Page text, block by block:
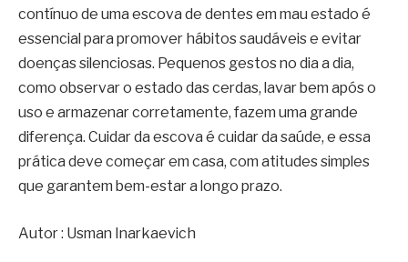
contínuo de uma escova de dentes em mau estado é
essencial para promover hábitos saudáveis e evitar
doenças silenciosas. Pequenos gestos no dia a dia,
como observar o estado das cerdas, lavar bem após o
uso e armazenar corretamente, fazem uma grande
diferença. Cuidar da escova é cuidar da saúde, e essa
prática deve começar em casa, com atitudes simples
que garantem bem-estar a longo prazo.
Autor : Usman Inarkaevich